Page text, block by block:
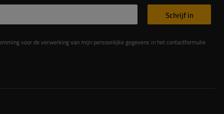
van mijn persoonlijke gegevens in het contactformulier in overeenstemming met de Verordening van het Europees Parlement en de Raad (EU)
Schrijf in